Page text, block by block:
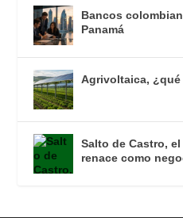
Bancos
Panamá
Agrivoltaica, ¿qué
Salto de Castro,
renace como